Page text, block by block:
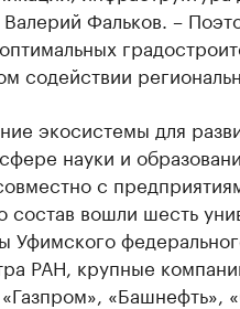
Фальков. –
содействии
экосистемы для
науки и
с
вошли шесть
Уфимского
РАН, крупные
«Башнефть»,